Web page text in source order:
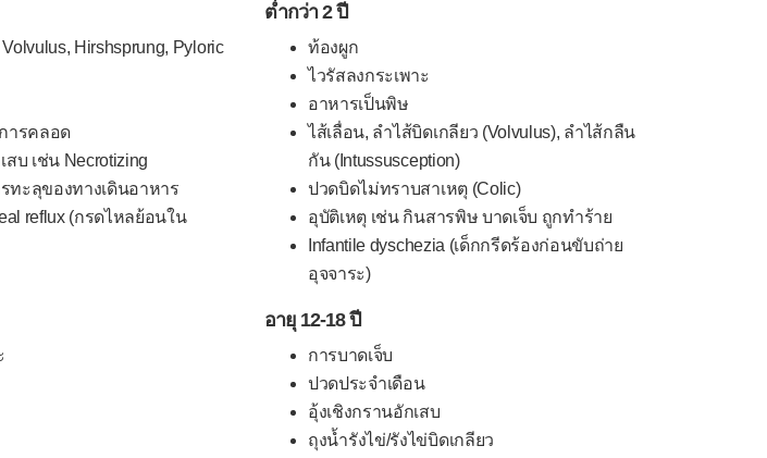
Hirshsprung, Pyloric
ารคลอด
สบ เช่น Necrotizing
ทะลุของทางเดินอาหาร
reflux (กรดไหลย้อนใน
ต่ำกว่า 2 ปี
ท้องผูก
ไวรัสลงกระเพาะ
อาหารเป็นพิษ
ไส้เลื่อน, ลำไส้บิดเกลียว (Volvulus), ลำไส้กลืน
กัน (Intussusception)
ปวดบิดไม่ทราบสาเหตุ (Colic)
อุบัติเหตุ เช่น กินสารพิษ บาดเจ็บ ถูกทำร้าย
Infantile dyschezia (เด็กกรีดร้องก่อนขับถ่าย
อุจจาระ)
อายุ 12-18 ปี
การบาดเจ็บ
ปวดประจำเดือน
อุ้งเชิงกรานอักเสบ
ถุงน้ำรังไข่/รังไข่บิดเกลียว